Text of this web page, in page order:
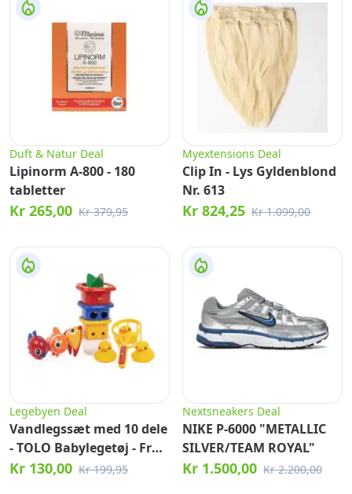
Duft & Natur Deal
Lipinorm A-800 - 180
tabletter
Kr 265,00 Kr 379,95
Myextensions Deal
Clip In - Lys Gyldenblond
Nr. 613
Kr 824,25 Kr 1.099,00
Legebyen Deal
Vandlegssæt med 10 dele
- TOLO Babylegetøj - Fra
12 mdr.
Kr 130,00 Kr 199,95
Nextsneakers Deal
NIKE P-6000 "METALLIC
SILVER/TEAM ROYAL"
Kr 1.500,00 Kr 2.200,00